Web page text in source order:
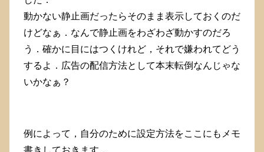
動かない静止画だったらそのまま表示しておくのだ
けどなぁ．なんで静止画をわざわざ動かすのだろ
う．確かに目にはつくけれど，それで嫌われてどう
するよ．広告の配信方法として本末転倒なんじゃな
いかなぁ？
例によって，自分のために設定方法をここにもメモ
書きしておきます．